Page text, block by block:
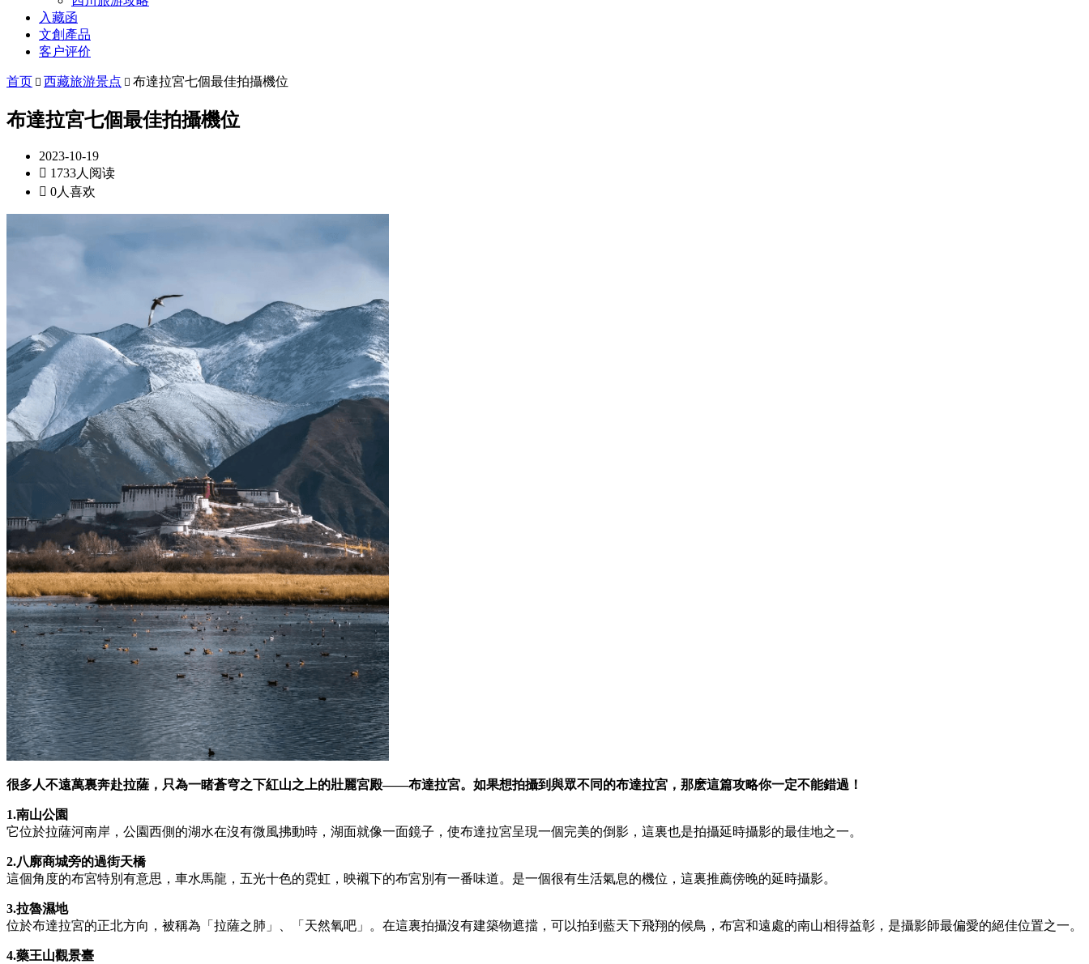
入藏函
文創產品
客户评价
首页  西藏旅游景点  布達拉宮七個最佳拍攝機位
布達拉宮七個最佳拍攝機位
2023-10-19
 1733人阅读
 0人喜欢
很多人不遠萬裏奔赴拉薩，只為一睹蒼穹之下紅山之上的壯麗宮殿——布達拉宮。如果想拍攝到與眾不同的布達拉宮，那麽這篇攻略你一定不能錯過！
1.南山公園
它位於拉薩河南岸，公園西側的湖水在沒有微風拂動時，湖面就像一面鏡子，使布達拉宮呈現一個完美的倒影，這裏也是拍攝延時攝影的最佳地之一。
2.八廓商城旁的過街天橋
這個角度的布宮特別有意思，車水馬龍，五光十色的霓虹，映襯下的布宮別有一番味道。是一個很有生活氣息的機位，這裏推薦傍晚的延時攝影。
3.拉魯濕地
位於布達拉宮的正北方向，被稱為「拉薩之肺」、「天然氧吧」。在這裏拍攝沒有建築物遮擋，可以拍到藍天下飛翔的候鳥，布宮和遠處的南山相得益彰，是攝影師最偏愛的絕佳位置之一。
4.藥王山觀景臺